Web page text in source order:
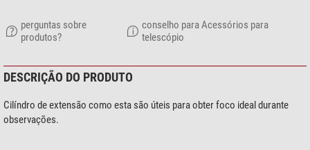
perguntas sobre
produtos?
conselho para Acessórios para
telescópio
DESCRIÇÃO DO PRODUTO
Cilíndro de extensão como esta são úteis para obter foco ideal durante
observações.